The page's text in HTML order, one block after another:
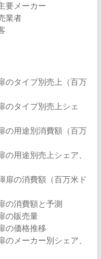
要メーカー
業者
のタイプ別売上（百万
のタイプ別売上シェ
の用途別消費額（百万
の用途別売上シェア、
扉の消費額（百万米ド
の消費額と予測
の販売量
の価格推移
のメーカー別シェア、